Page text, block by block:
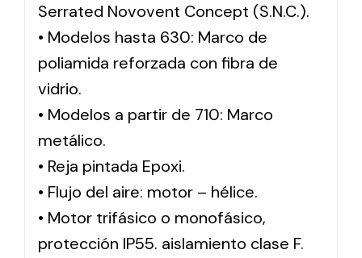
Serrated Novovent Concept (S.N.C.).
• Modelos hasta 630: Marco de
poliamida reforzada con fibra de
vidrio.
• Modelos a partir de 710: Marco
metálico.
• Reja pintada Epoxi.
• Flujo del aire: motor – hélice.
• Motor trifásico o monofásico,
protección IP55. aislamiento clase F.